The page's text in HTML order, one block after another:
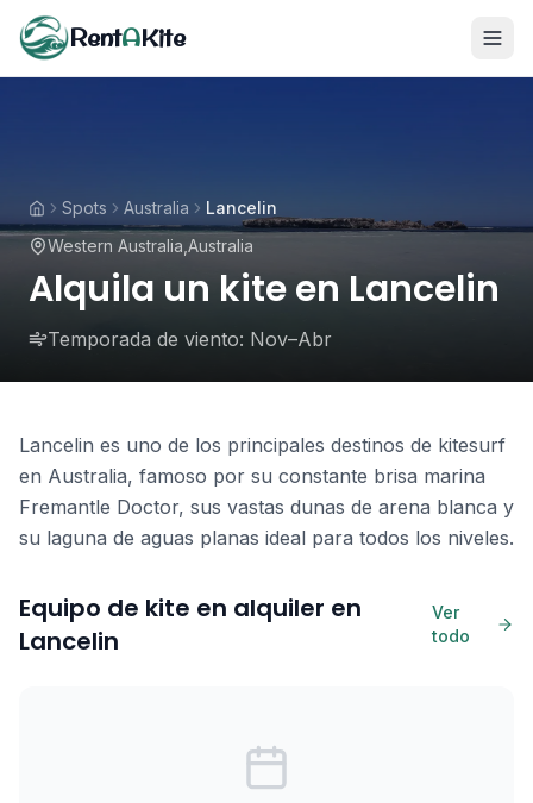
RentAKite
Spots Australia
Lancelin
Western Australia Australia
Alquila un kite en Lancelin
Temporada de viento: Nov–Abr
Lancelin es uno de los principales destinos de kitesurf
en Australia, famoso por su constante brisa marina
Fremantle Doctor, sus vastas dunas de arena blanca y
su laguna de aguas planas ideal para todos los niveles.
Equipo de kite en alquiler en
Lancelin
Ver
todo